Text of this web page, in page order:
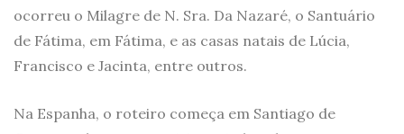
ocorreu o Milagre de N. Sra. Da Nazaré, o Santuário
de Fátima, em Fátima, e as casas natais de Lúcia,
Francisco e Jacinta, entre outros.
Na Espanha, o roteiro começa em Santiago de